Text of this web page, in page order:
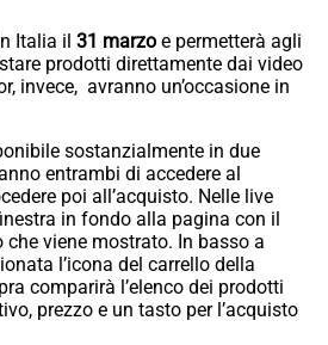
Italia il 31 marzo e permetterà agli
prodotti direttamente dai video
invece, avranno un’occasione in
sostanzialmente in due
entrambi di accedere al
poi all’acquisto. Nelle live
in fondo alla pagina con il
viene mostrato. In basso a
l’icona del carrello della
comparirà l’elenco dei prodotti
prezzo e un tasto per l’acquisto